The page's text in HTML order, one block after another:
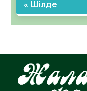
« Шілде